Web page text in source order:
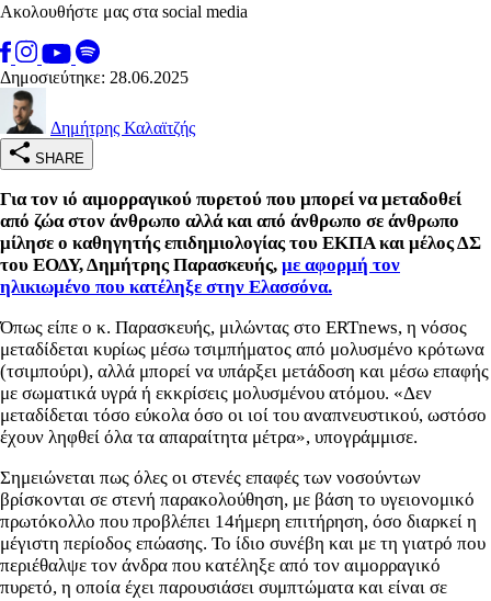
Ακολουθήστε μας στα social media
Δημοσιεύτηκε: 28.06.2025
Δημήτρης Καλαϊτζής
SHARE
Για τον ιό αιμορραγικού πυρετού που μπορεί να μεταδοθεί
από ζώα στον άνθρωπο αλλά και από άνθρωπο σε άνθρωπο
μίλησε ο καθηγητής επιδημιολογίας του ΕΚΠΑ και μέλος ΔΣ
του ΕΟΔΥ, Δημήτρης Παρασκευής, με αφορμή τον
ηλικιωμένο που κατέληξε στην Ελασσόνα.
Όπως είπε ο κ. Παρασκευής, μιλώντας στο ERTnews, η νόσος
μεταδίδεται κυρίως μέσω τσιμπήματος από μολυσμένο κρότωνα
(τσιμπούρι), αλλά μπορεί να υπάρξει μετάδοση και μέσω επαφής
με σωματικά υγρά ή εκκρίσεις μολυσμένου ατόμου. «Δεν
μεταδίδεται τόσο εύκολα όσο οι ιοί του αναπνευστικού, ωστόσο
έχουν ληφθεί όλα τα απαραίτητα μέτρα», υπογράμμισε.
Σημειώνεται πως όλες οι στενές επαφές των νοσούντων
βρίσκονται σε στενή παρακολούθηση, με βάση το υγειονομικό
πρωτόκολλο που προβλέπει 14ήμερη επιτήρηση, όσο διαρκεί η
μέγιστη περίοδος επώασης. Το ίδιο συνέβη και με τη γιατρό που
περιέθαλψε τον άνδρα που κατέληξε από τον αιμορραγικό
πυρετό, η οποία έχει παρουσιάσει συμπτώματα και είναι σε